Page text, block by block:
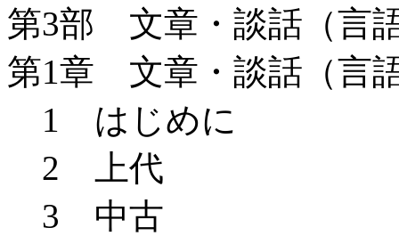
第3部 文章・談話（言
第1章 文章・談話（言
1 はじめに
2 上代
3 中古